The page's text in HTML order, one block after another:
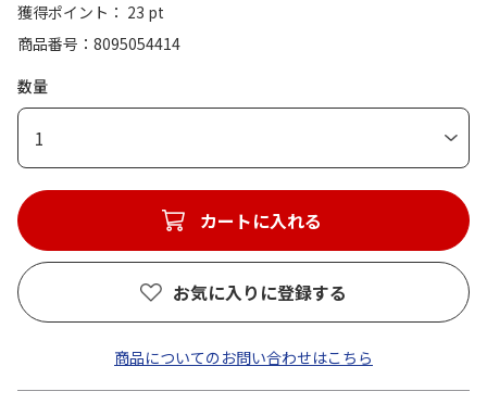
獲得ポイント： 23 pt
商品番号
8095054414
数量
1
カートに入れる
お気に入りに登録する
商品についてのお問い合わせはこちら